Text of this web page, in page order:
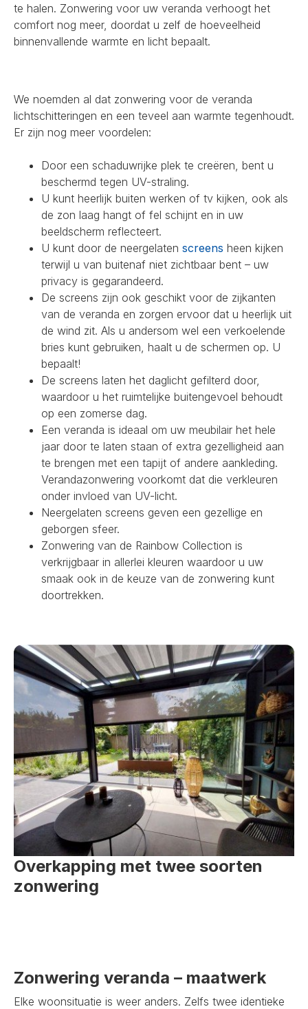
te halen. Zonwering voor uw veranda verhoogt het
comfort nog meer, doordat u zelf de hoeveelheid
binnenvallende warmte en licht bepaalt.
We noemden al dat zonwering voor de veranda
lichtschitteringen en een teveel aan warmte tegenhoudt.
Er zijn nog meer voordelen:
Door een schaduwrijke plek te creëren, bent u
beschermd tegen UV-straling.
U kunt heerlijk buiten werken of tv kijken, ook als
de zon laag hangt of fel schijnt en in uw
beeldscherm reflecteert.
U kunt door de neergelaten screens heen kijken
terwijl u van buitenaf niet zichtbaar bent – uw
privacy is gegarandeerd.
De screens zijn ook geschikt voor de zijkanten
van de veranda en zorgen ervoor dat u heerlijk uit
de wind zit. Als u andersom wel een verkoelende
bries kunt gebruiken, haalt u de schermen op. U
bepaalt!
De screens laten het daglicht gefilterd door,
waardoor u het ruimtelijke buitengevoel behoudt
op een zomerse dag.
Een veranda is ideaal om uw meubilair het hele
jaar door te laten staan of extra gezelligheid aan
te brengen met een tapijt of andere aankleding.
Verandazonwering voorkomt dat die verkleuren
onder invloed van UV-licht.
Neergelaten screens geven een gezellige en
geborgen sfeer.
Zonwering van de Rainbow Collection is
verkrijgbaar in allerlei kleuren waardoor u uw
smaak ook in de keuze van de zonwering kunt
doortrekken.
Overkapping met twee soorten
zonwering
Zonwering veranda – maatwerk
Elke woonsituatie is weer anders. Zelfs twee identieke